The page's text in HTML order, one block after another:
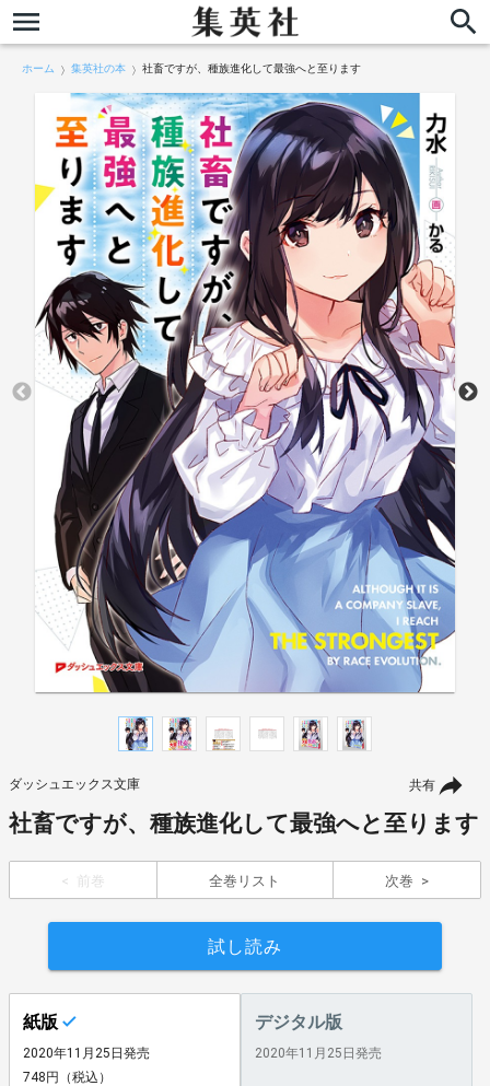
ホーム 集英社の本 社畜ですが、種族進化して最強へと至ります
共有
ダッシュエックス文庫
社畜ですが、種族進化して最強へと至ります
前巻 全巻リスト 次巻
試し読み
紙版
2020年11月25日発売
748円（税込）
デジタル版
2020年11月25日発売